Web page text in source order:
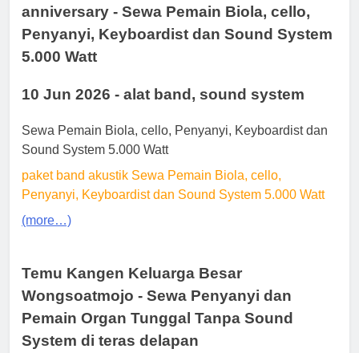
anniversary - Sewa Pemain Biola, cello,
Penyanyi, Keyboardist dan Sound System
5.000 Watt
10 Jun 2026 - alat band, sound system
Sewa Pemain Biola, cello, Penyanyi, Keyboardist dan
Sound System 5.000 Watt
paket band akustik Sewa Pemain Biola, cello,
Penyanyi, Keyboardist dan Sound System 5.000 Watt
(more…)
Temu Kangen Keluarga Besar
Wongsoatmojo - Sewa Penyanyi dan
Pemain Organ Tunggal Tanpa Sound
System di teras delapan